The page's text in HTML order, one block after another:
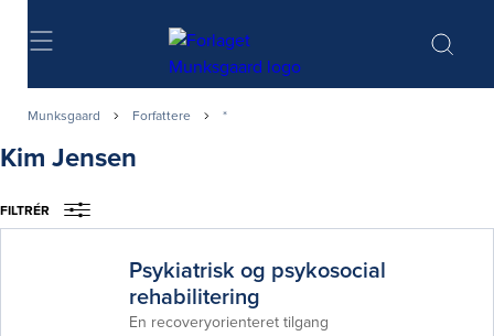
Søg
Munksgaard Forfattere *
Kim Jensen
FILTRÉR
Psykiatrisk og psykosocial
rehabilitering
En recoveryorienteret tilgang